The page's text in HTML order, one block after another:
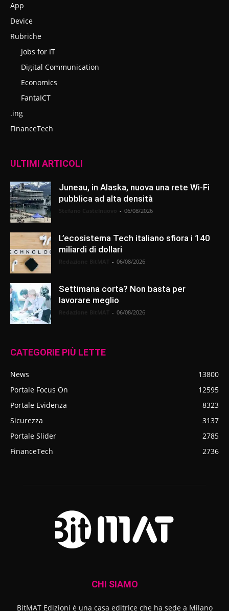
App
Device
Rubriche
Jobs for IT
Digital Communication
Economics
FantaICT
.ing
FinanceTech
ULTIMI ARTICOLI
Juneau, in Alaska, nuova una rete Wi-Fi
pubblica ad alta densità
- 06/08/2026
L’ecosistema Tech italiano sfiora i 140
miliardi di dollari
- 06/08/2026
Settimana corta? Non basta per
lavorare meglio
- 06/08/2026
CATEGORIE PIÙ LETTE
News
13800
Portale Focus On
12595
Portale Evidenza
8323
Sicurezza
3137
Portale Slider
2785
FinanceTech
2736
CHI SIAMO
BitMAT Edizioni è una casa editrice che ha sede a Milano